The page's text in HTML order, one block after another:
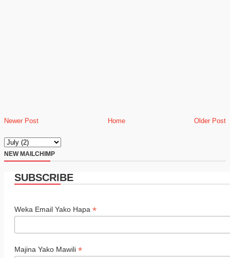
Newer Post Older Post
Home
NEW MAILCHIMP
SUBSCRIBE
Weka Email Yako Hapa *
Majina Yako Mawili *